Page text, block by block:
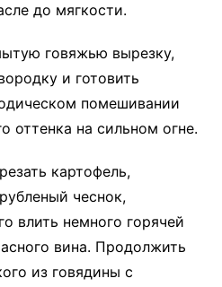
до мягкости.
говяжью вырезку,
и готовить
помешивании
оттенка на сильном огне.
картофель,
чеснок,
влить немного горячей
вина. Продолжить
из говядины с